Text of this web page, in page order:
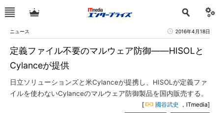
ニュース 2016年4月18日
定義ファイル不要のマルウェア防御――HISOLと
Cylanceが提供
日立ソリューションズと米Cylanceが提携し、HISOLが定義ファ
イルを使わないCylanceのマルウェア防御製品を国内販売する。
[ 國谷武史
，ITmedia]